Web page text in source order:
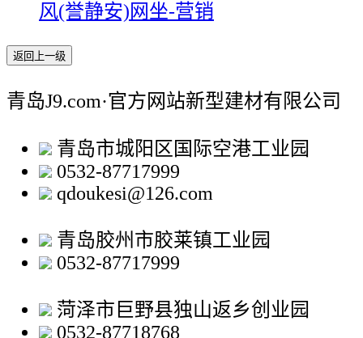
风(誉静安)网坐-营销
返回上一级
青岛J9.com·官方网站新型建材有限公司
青岛市城阳区国际空港工业园
0532-87717999
qdoukesi@126.com
青岛胶州市胶莱镇工业园
0532-87717999
菏泽市巨野县独山返乡创业园
0532-87718768